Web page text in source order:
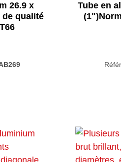
26.9 x
de qualité
Tube en